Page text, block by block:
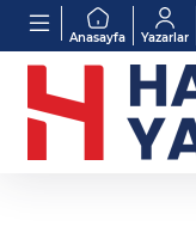
Anasayfa Yazarlar